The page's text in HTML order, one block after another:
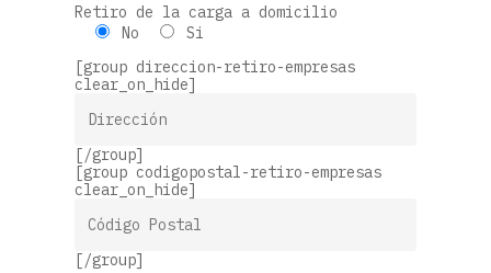
Retiro de la carga a domicilio
No
Si
[group direccion-retiro-empresas
clear_on_hide]
[/group]
[group codigopostal-retiro-empresas
clear_on_hide]
[/group]